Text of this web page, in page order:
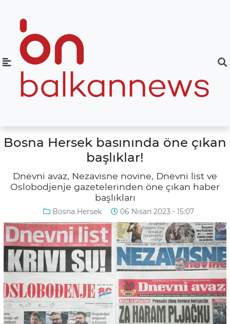
Bosna Hersek basınında öne çıkan
başlıklar!
Dnevni avaz, Nezavisne novine, Dnevni list ve
Oslobodjenje gazetelerinden öne çıkan haber
başlıkları
Bosna Hersek 06 Nisan 2023 - 15:07